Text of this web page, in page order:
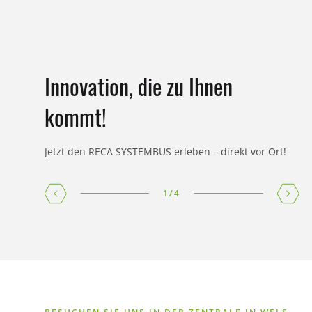
Innovation, die zu Ihnen
kommt!
Jetzt den RECA SYSTEMBUS erleben – direkt vor Ort!
1/4